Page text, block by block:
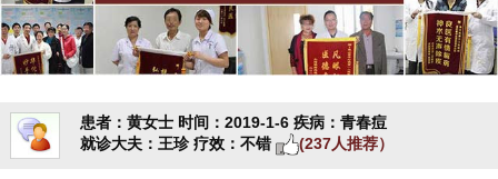
患者：黄女士 时间：2019-1-6 疾病：青春痘
就诊大夫：王珍 疗效：不错 (237人推荐）